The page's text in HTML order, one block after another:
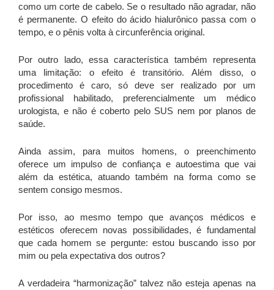
como um corte de cabelo. Se o resultado não agradar, não
é permanente. O efeito do ácido hialurônico passa com o
tempo, e o pênis volta à circunferência original.
Por outro lado, essa característica também representa
uma limitação: o efeito é transitório. Além disso, o
procedimento é caro, só deve ser realizado por um
profissional habilitado, preferencialmente um médico
urologista, e não é coberto pelo SUS nem por planos de
saúde.
Ainda assim, para muitos homens, o preenchimento
oferece um impulso de confiança e autoestima que vai
além da estética, atuando também na forma como se
sentem consigo mesmos.
Por isso, ao mesmo tempo que avanços médicos e
estéticos oferecem novas possibilidades, é fundamental
que cada homem se pergunte: estou buscando isso por
mim ou pela expectativa dos outros?
A verdadeira “harmonização” talvez não esteja apenas na